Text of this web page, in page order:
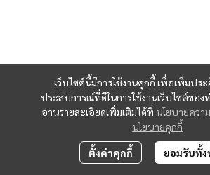
เว็บไซต์นี้มีการใช้งานคุกกี้ เพื่อเพิ่มปร
ประสบการณ์ที่ดีในการใช้งานเว็บไซต์ของ
อ่านรายละเอียดเพิ่มเติมได้ที่ นโยบายควา
นโยบายคุกกี้
ตั้งค่าคุกกี้ ยอมรับทั้ง